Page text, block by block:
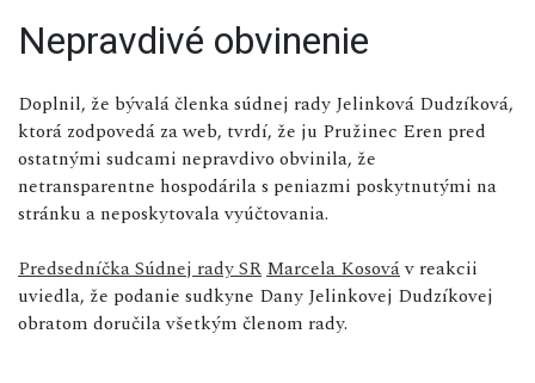
Nepravdivé obvinenie
Doplnil, že bývalá členka súdnej rady Jelinková Dudzíková,
ktorá zodpovedá za web, tvrdí, že ju Pružinec Eren pred
ostatnými sudcami nepravdivo obvinila, že
netransparentne hospodárila s peniazmi poskytnutými na
stránku a neposkytovala vyúčtovania.
Predsedníčka Súdnej rady SR Marcela Kosováv reakcii
uviedla, že podanie sudkyne Dany Jelinkovej Dudzíkovej
obratom doručila všetkým členom rady.